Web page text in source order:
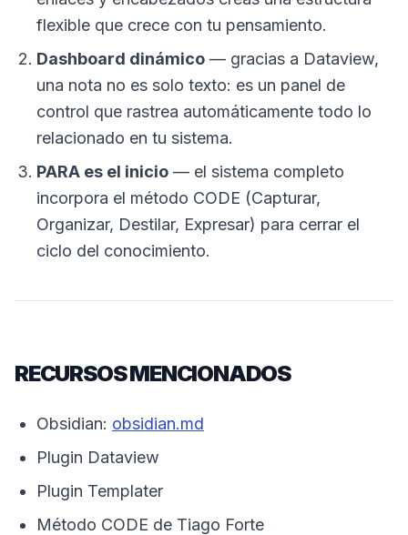
flexible que crece con tu pensamiento.
Dashboard dinámico — gracias a Dataview,
una nota no es solo texto: es un panel de
control que rastrea automáticamente todo lo
relacionado en tu sistema.
PARA es el inicio — el sistema completo
incorpora el método CODE (Capturar,
Organizar, Destilar, Expresar) para cerrar el
ciclo del conocimiento.
RECURSOS MENCIONADOS
Obsidian: obsidian.md
Plugin Dataview
Plugin Templater
Método CODE de Tiago Forte